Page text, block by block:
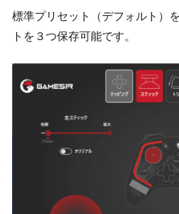
標準プリセット（デフォルト）
トを３つ保存可能です。